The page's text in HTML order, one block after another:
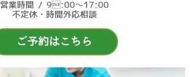
ご予約はこちら
営業時間 / 9:00〜17:00
不定休・時間外応相談